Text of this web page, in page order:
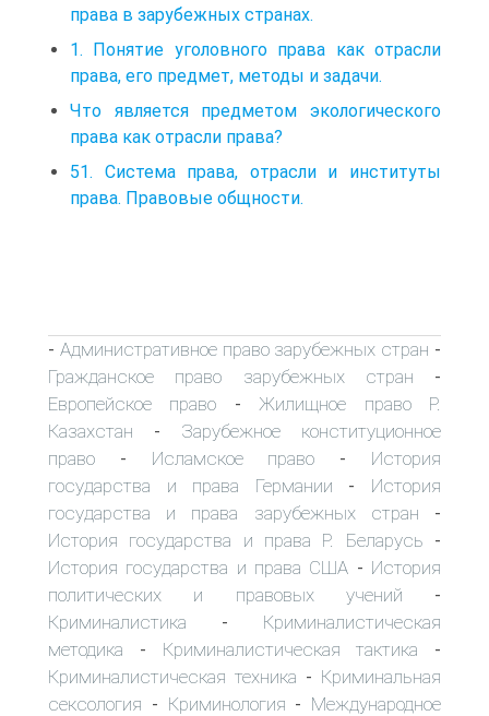
права в зарубежных странах.
1. Понятие уголовного права как отрасли
права, его предмет, методы и задачи.
Что является предметом экологического
права как отрасли права?
51. Система права, отрасли и институты
права. Правовые общности.
- Административное право зарубежных стран -
Гражданское право зарубежных стран -
Европейское право - Жилищное право Р.
Казахстан - Зарубежное конституционное
право - Исламское право - История
государства и права Германии - История
государства и права зарубежных стран -
История государства и права Р. Беларусь -
История государства и права США - История
политических и правовых учений -
Криминалистика - Криминалистическая
методика - Криминалистическая тактика -
Криминалистическая техника - Криминальная
сексология - Криминология - Международное